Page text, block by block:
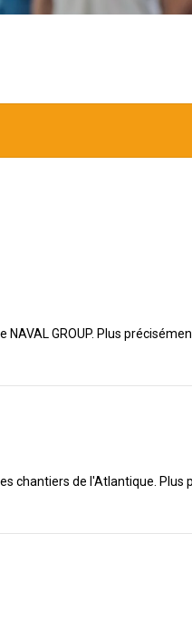
GROUP. Plus
chantiers de l'Atlantique. Plus